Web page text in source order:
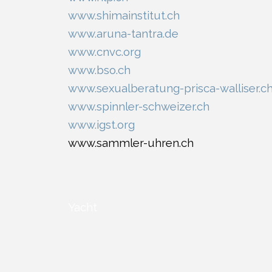
www.shimainstitut.ch
www.aruna-tantra.de
www.cnvc.org
www.bso.ch
www.sexualberatung-prisca-
www.spinnler-schweizer.ch
www.igst.org
www.sammler-uhren.ch